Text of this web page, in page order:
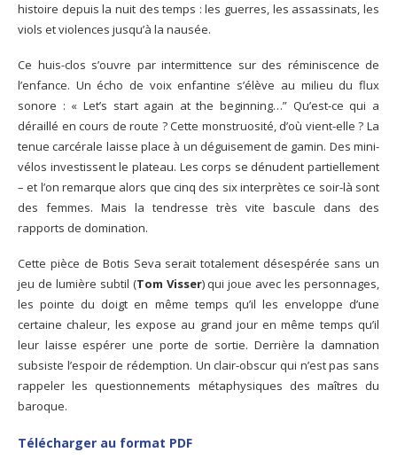
histoire depuis la nuit des temps : les guerres, les assassinats, les
viols et violences jusqu’à la nausée.
Ce huis-clos s’ouvre par intermittence sur des réminiscence de
l’enfance. Un écho de voix enfantine s’élève au milieu du flux
sonore : « Let’s start again at the beginning…” Qu’est-ce qui a
déraillé en cours de route ? Cette monstruosité, d’où vient-elle ? La
tenue carcérale laisse place à un déguisement de gamin. Des mini-
vélos investissent le plateau. Les corps se dénudent partiellement
– et l’on remarque alors que cinq des six interprètes ce soir-là sont
des femmes. Mais la tendresse très vite bascule dans des
rapports de domination.
Cette pièce de Botis Seva serait totalement désespérée sans un
jeu de lumière subtil (Tom Visser) qui joue avec les personnages,
les pointe du doigt en même temps qu’il les enveloppe d’une
certaine chaleur, les expose au grand jour en même temps qu’il
leur laisse espérer une porte de sortie. Derrière la damnation
subsiste l’espoir de rédemption. Un clair-obscur qui n’est pas sans
rappeler les questionnements métaphysiques des maîtres du
baroque.
Télécharger au format PDF